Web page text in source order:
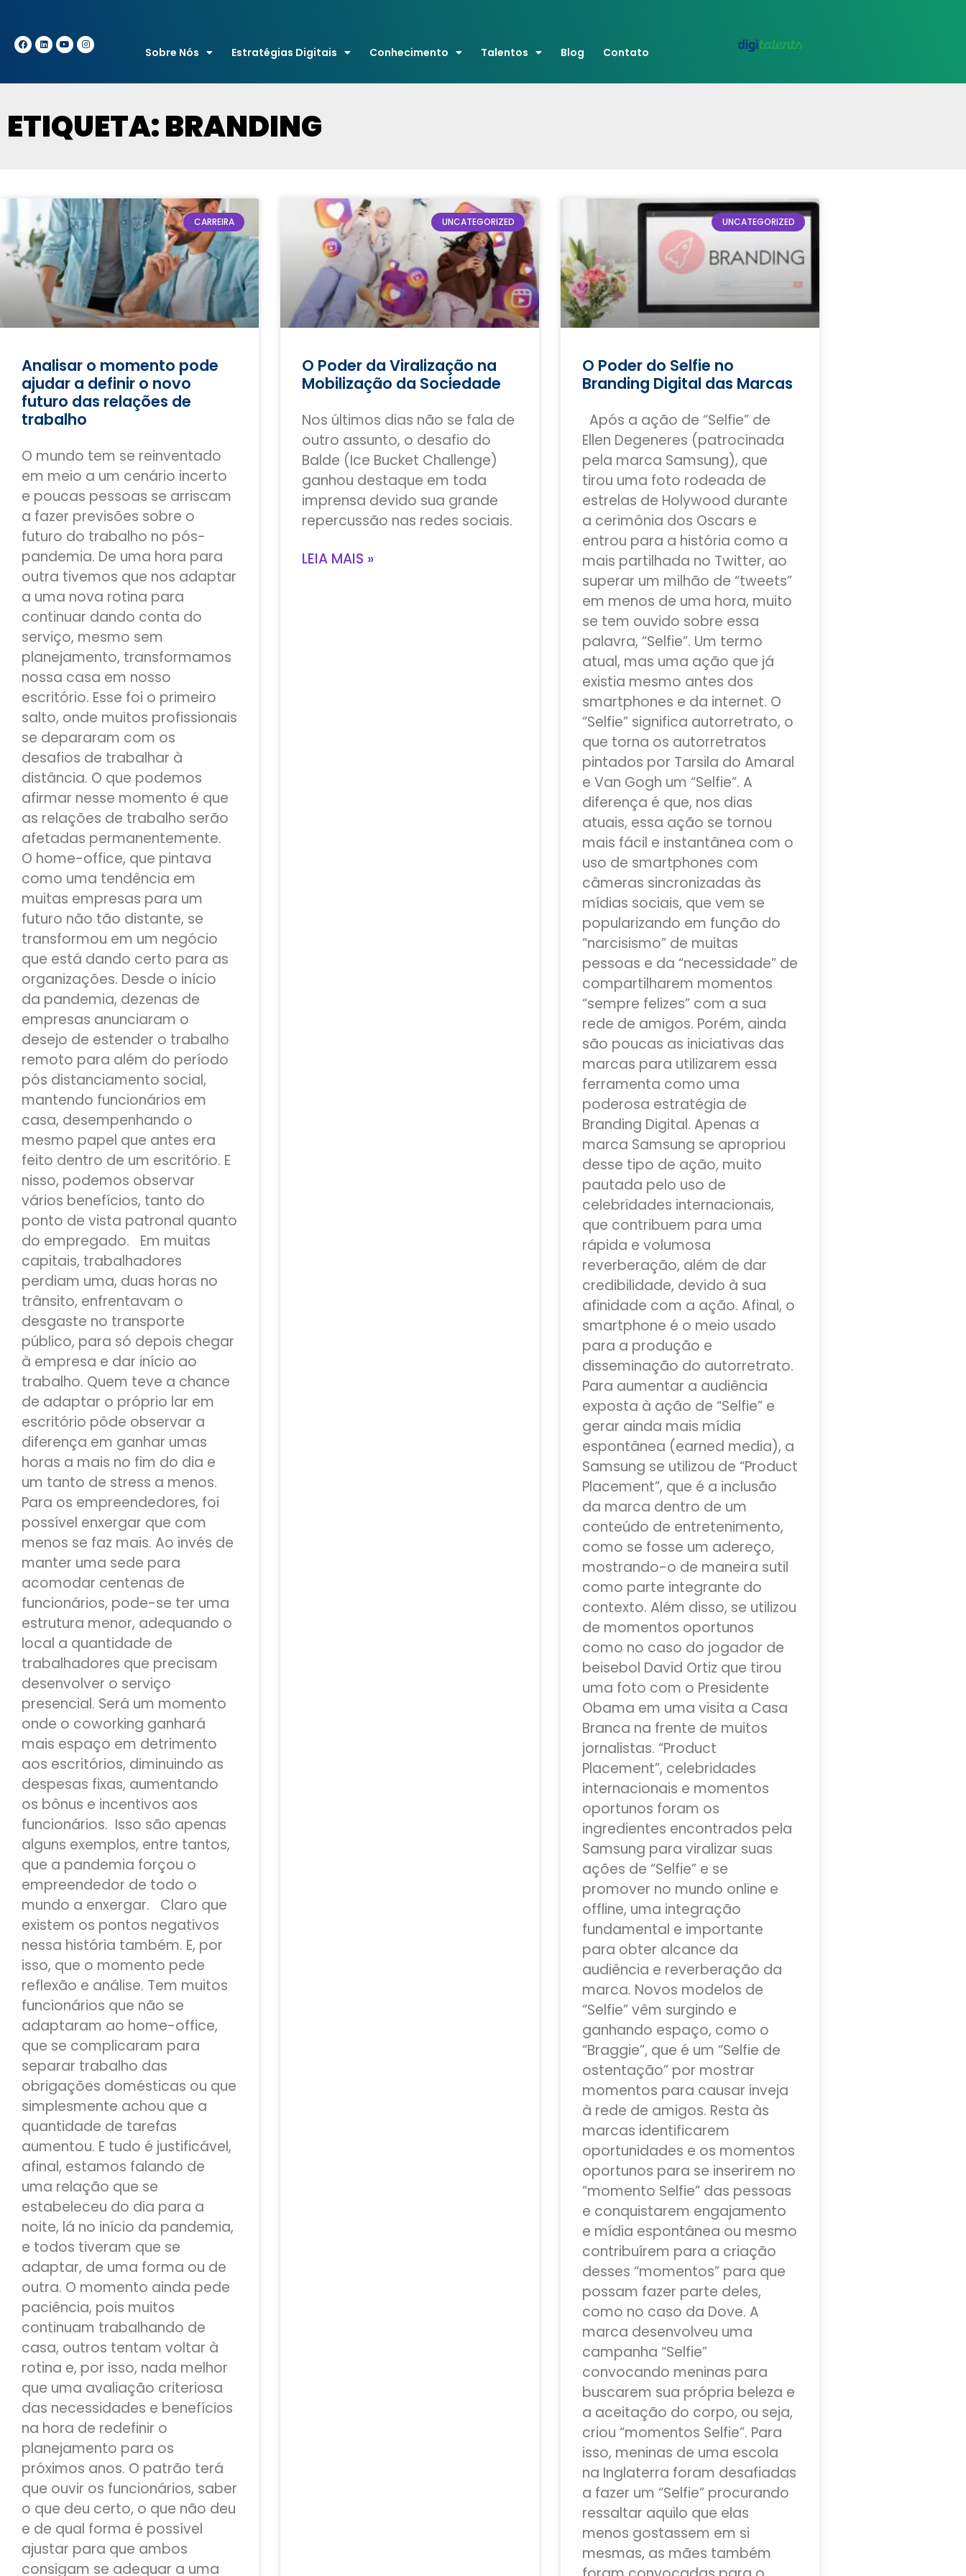
Sobre Nós Estratégias Digitais Conhecimento Talentos Blog Contato
ETIQUETA: BRANDING
CARREIRA
Analisar o momento pode
ajudar a definir o novo
futuro das relações de
trabalho
O mundo tem se reinventado
em meio a um cenário incerto
e poucas pessoas se arriscam
a fazer previsões sobre o
futuro do trabalho no pós-
pandemia. De uma hora para
outra tivemos que nos adaptar
a uma nova rotina para
continuar dando conta do
serviço, mesmo sem
planejamento, transformamos
nossa casa em nosso
escritório. Esse foi o primeiro
salto, onde muitos profissionais
se depararam com os
desafios de trabalhar à
distância. O que podemos
afirmar nesse momento é que
as relações de trabalho serão
afetadas permanentemente.
O home-office, que pintava
como uma tendência em
muitas empresas para um
futuro não tão distante, se
transformou em um negócio
que está dando certo para as
organizações. Desde o início
da pandemia, dezenas de
empresas anunciaram o
desejo de estender o trabalho
remoto para além do período
pós distanciamento social,
mantendo funcionários em
casa, desempenhando o
mesmo papel que antes era
feito dentro de um escritório. E
nisso, podemos observar
vários benefícios, tanto do
ponto de vista patronal quanto
do empregado. Em muitas
capitais, trabalhadores
perdiam uma, duas horas no
trânsito, enfrentavam o
desgaste no transporte
público, para só depois chegar
à empresa e dar início ao
trabalho. Quem teve a chance
de adaptar o próprio lar em
escritório pôde observar a
diferença em ganhar umas
horas a mais no fim do dia e
um tanto de stress a menos.
Para os empreendedores, foi
possível enxergar que com
menos se faz mais. Ao invés de
manter uma sede para
acomodar centenas de
funcionários, pode-se ter uma
estrutura menor, adequando o
local a quantidade de
trabalhadores que precisam
desenvolver o serviço
presencial. Será um momento
onde o coworking ganhará
mais espaço em detrimento
aos escritórios, diminuindo as
despesas fixas, aumentando
os bônus e incentivos aos
funcionários. Isso são apenas
alguns exemplos, entre tantos,
que a pandemia forçou o
empreendedor de todo o
mundo a enxergar. Claro que
existem os pontos negativos
nessa história também. E, por
isso, que o momento pede
reflexão e análise. Tem muitos
funcionários que não se
adaptaram ao home-office,
que se complicaram para
separar trabalho das
obrigações domésticas ou que
simplesmente achou que a
quantidade de tarefas
aumentou. E tudo é justificável,
afinal, estamos falando de
uma relação que se
estabeleceu do dia para a
noite, lá no início da pandemia,
e todos tiveram que se
adaptar, de uma forma ou de
outra. O momento ainda pede
paciência, pois muitos
continuam trabalhando de
casa, outros tentam voltar à
rotina e, por isso, nada melhor
que uma avaliação criteriosa
das necessidades e benefícios
na hora de redefinir o
planejamento para os
próximos anos. O patrão terá
que ouvir os funcionários, saber
o que deu certo, o que não deu
e de qual forma é possível
ajustar para que ambos
consigam se adequar a uma
UNCATEGORIZED
O Poder da Viralização na
Mobilização da Sociedade
Nos últimos dias não se fala de
outro assunto, o desafio do
Balde (Ice Bucket Challenge)
ganhou destaque em toda
imprensa devido sua grande
repercussão nas redes sociais.
LEIA MAIS »
UNCATEGORIZED
O Poder do Selfie no
Branding Digital das Marcas
Após a ação de “Selfie” de
Ellen Degeneres (patrocinada
pela marca Samsung), que
tirou uma foto rodeada de
estrelas de Holywood durante
a cerimônia dos Oscars e
entrou para a história como a
mais partilhada no Twitter, ao
superar um milhão de “tweets”
em menos de uma hora, muito
se tem ouvido sobre essa
palavra, “Selfie”. Um termo
atual, mas uma ação que já
existia mesmo antes dos
smartphones e da internet. O
“Selfie” significa autorretrato, o
que torna os autorretratos
pintados por Tarsila do Amaral
e Van Gogh um “Selfie”. A
diferença é que, nos dias
atuais, essa ação se tornou
mais fácil e instantânea com o
uso de smartphones com
câmeras sincronizadas às
mídias sociais, que vem se
popularizando em função do
“narcisismo” de muitas
pessoas e da “necessidade” de
compartilharem momentos
“sempre felizes” com a sua
rede de amigos. Porém, ainda
são poucas as iniciativas das
marcas para utilizarem essa
ferramenta como uma
poderosa estratégia de
Branding Digital. Apenas a
marca Samsung se apropriou
desse tipo de ação, muito
pautada pelo uso de
celebridades internacionais,
que contribuem para uma
rápida e volumosa
reverberação, além de dar
credibilidade, devido à sua
afinidade com a ação. Afinal, o
smartphone é o meio usado
para a produção e
disseminação do autorretrato.
Para aumentar a audiência
exposta à ação de “Selfie” e
gerar ainda mais mídia
espontânea (earned media), a
Samsung se utilizou de “Product
Placement”, que é a inclusão
da marca dentro de um
conteúdo de entretenimento,
como se fosse um adereço,
mostrando-o de maneira sutil
como parte integrante do
contexto. Além disso, se utilizou
de momentos oportunos
como no caso do jogador de
beisebol David Ortiz que tirou
uma foto com o Presidente
Obama em uma visita a Casa
Branca na frente de muitos
jornalistas. “Product
Placement”, celebridades
internacionais e momentos
oportunos foram os
ingredientes encontrados pela
Samsung para viralizar suas
ações de “Selfie” e se
promover no mundo online e
offline, uma integração
fundamental e importante
para obter alcance da
audiência e reverberação da
marca. Novos modelos de
“Selfie” vêm surgindo e
ganhando espaço, como o
“Braggie”, que é um “Selfie de
ostentação” por mostrar
momentos para causar inveja
à rede de amigos. Resta às
marcas identificarem
oportunidades e os momentos
oportunos para se inserirem no
“momento Selfie” das pessoas
e conquistarem engajamento
e mídia espontânea ou mesmo
contribuírem para a criação
desses “momentos” para que
possam fazer parte deles,
como no caso da Dove. A
marca desenvolveu uma
campanha “Selfie”
convocando meninas para
buscarem sua própria beleza e
a aceitação do corpo, ou seja,
criou “momentos Selfie”. Para
isso, meninas de uma escola
na Inglaterra foram desafiadas
a fazer um “Selfie” procurando
ressaltar aquilo que elas
menos gostassem em si
mesmas, as mães também